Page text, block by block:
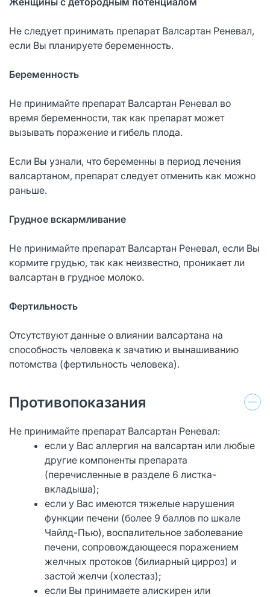
Не следует принимать препарат Валсартан Реневал,
если Вы планируете беременность.
Беременность
Не принимайте препарат Валсартан Реневал во
время беременности, так как препарат может
вызывать поражение и гибель плода.
Если Вы узнали, что беременны в период лечения
валсартаном, препарат следует отменить как можно
раньше.
Грудное вскармливание
Не принимайте препарат Валсартан Реневал, если Вы
кормите грудью, так как неизвестно, проникает ли
валсартан в грудное молоко.
Фертильность
Отсутствуют данные о влиянии валсартана на
способность человека к зачатию и вынашиванию
потомства (фертильность человека).
Противопоказания
Не принимайте препарат Валсартан Реневал:
если у Вас аллергия на валсартан или любые
другие компоненты препарата
(перечисленные в разделе 6 листка-
вкладыша);
если у Вас имеются тяжелые нарушения
функции печени (более 9 баллов по шкале
Чайлд-Пью), воспалительное заболевание
печени, сопровождающееся поражением
желчных протоков (билиарный цирроз) и
застой желчи (холестаз);
если Вы принимаете алискирен или